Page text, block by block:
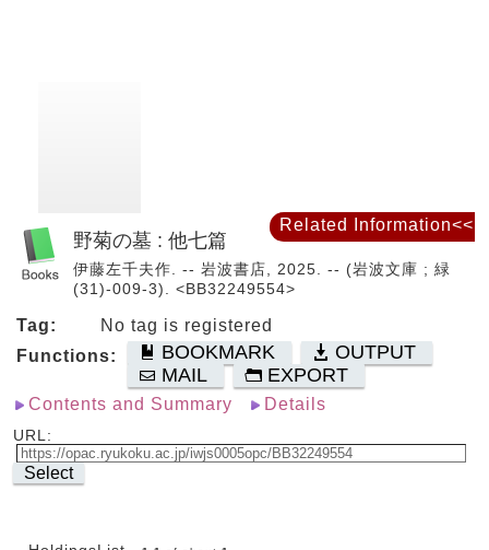
野菊の墓 : 他七篇
伊藤左千夫作. -- 岩波書店, 2025. -- (岩波文庫 ; 緑
(31)-009-3). <BB32249554>
Tag:
No tag is registered
Functions:
BOOKMARK
OUTPUT
MAIL
EXPORT
Contents and Summary Details
URL:
Select
Related Information<<